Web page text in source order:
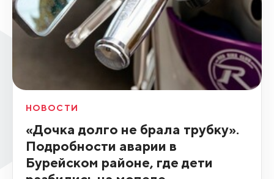
НОВОСТИ
«Дочка долго не брала трубку».
Подробности аварии в
Бурейском районе, где дети